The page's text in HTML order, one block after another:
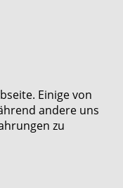
Einige von
andere uns
zu